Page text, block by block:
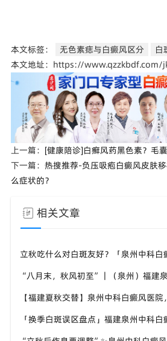
本文标签： 无色素痣与白癜风区分
白
本文地址：https://www.qzzkbdf.com/
上一篇： [健康陪诊]白癣风药黑色素？毛
下一篇： 热搜推荐-负压吸疱白癜风皮肤
么症状的？
相关文章